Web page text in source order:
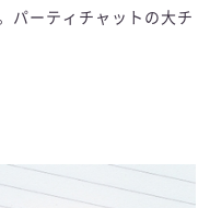
パーティチャットの大チ